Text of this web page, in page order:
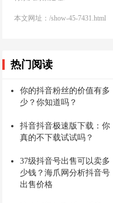
本文网址：/show-45-7431.html
热门阅读
你的抖音粉丝的价值有多
少？你知道吗？
抖音抖音极速版下载：你
真的不下载试试吗？
37级抖音号出售可以卖多
少钱？海爪网分析抖音号
出售价格